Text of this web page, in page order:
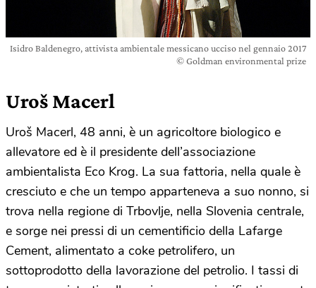
Isidro Baldenegro, attivista ambientale messicano ucciso nel gennaio 2017
© Goldman environmental prize
Uroš Macerl
Uroš Macerl, 48 anni, è un agricoltore biologico e
allevatore ed è il presidente dell’associazione
ambientalista Eco Krog. La sua fattoria, nella quale è
cresciuto e che un tempo apparteneva a suo nonno, si
trova nella regione di Trbovlje, nella Slovenia centrale,
e sorge nei pressi di un cementificio della Lafarge
Cement, alimentato a coke petrolifero, un
sottoprodotto della lavorazione del petrolio. I tassi di